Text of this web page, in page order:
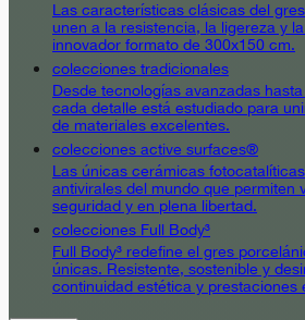
Las características clásicas del
unen a la resistencia, la ligereza y
innovador formato de 300x150 cm.
colecciones tradicionales
Desde tecnologías avanzadas
cada detalle está estudiado para
de materiales excelentes.
colecciones active surfaces®
Las únicas cerámicas
antivirales del mundo que permiten
seguridad y en plena libertad.
colecciones Full Body³
Full Body³ redefine el gres
únicas. Resistente, sostenible y
continuidad estética y prestaciones